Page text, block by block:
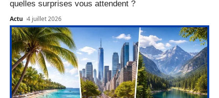
quelles surprises vous attendent ?
Actu 4 juillet 2026